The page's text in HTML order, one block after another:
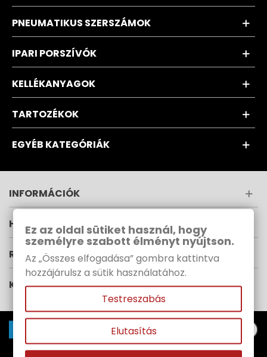
PNEUMATIKUS SZERSZÁMOK
IPARI PORSZÍVÓK
KELLÉKANYAGOK
TARTOZÉKOK
EGYÉB KATEGÓRIÁK
INFORMÁCIÓK
HÍRLEVÉL
RUPES MAGYARORSZÁG
KÖVESS MINKET
Ez az oldal sütiket használ, hogy
személyre szabott élményt nyújtson.
Az „Összes elfogadása” gombra kattintva
hozzájárulsz a sütik használatához.
Testreszabás
Elutasítás